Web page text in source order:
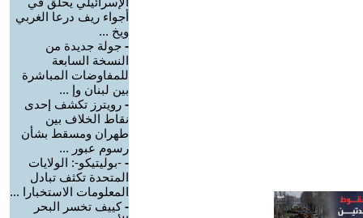
أجواء ريف درعا الغربي
ويخ ...
- جولة جديدة من
النسخة السابعة
للمفاوضات المباشرة
بين لبنان وإ ...
- رويترز تكشف إحدى
نقاط الخلاف بين
طهران ومسقط بشأن
رسوم عبور ...
- -بوليتيكو-: الولايات
المتحدة تكثف تبادل
المعلومات الاستخبارا ...
-كييف تخسر البحر